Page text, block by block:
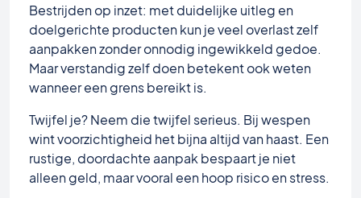
Bestrijden op inzet: met duidelijke uitleg en
doelgerichte producten kun je veel overlast zelf
aanpakken zonder onnodig ingewikkeld gedoe.
Maar verstandig zelf doen betekent ook weten
wanneer een grens bereikt is.
Twijfel je? Neem die twijfel serieus. Bij wespen
wint voorzichtigheid het bijna altijd van haast. Een
rustige, doordachte aanpak bespaart je niet
alleen geld, maar vooral een hoop risico en stress.